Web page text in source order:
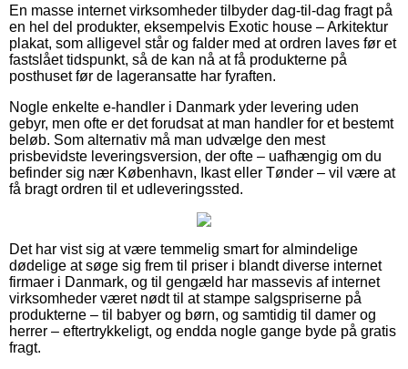
En masse internet virksomheder tilbyder dag-til-dag fragt på
en hel del produkter, eksempelvis Exotic house – Arkitektur
plakat, som alligevel står og falder med at ordren laves før et
fastslået tidspunkt, så de kan nå at få produkterne på
posthuset før de lageransatte har fyraften.
Nogle enkelte e-handler i Danmark yder levering uden
gebyr, men ofte er det forudsat at man handler for et bestemt
beløb. Som alternativ må man udvælge den mest
prisbevidste leveringsversion, der ofte – uafhængig om du
befinder sig nær København, Ikast eller Tønder – vil være at
få bragt ordren til et udleveringssted.
Det har vist sig at være temmelig smart for almindelige
dødelige at søge sig frem til priser i blandt diverse internet
firmaer i Danmark, og til gengæld har massevis af internet
virksomheder været nødt til at stampe salgspriserne på
produkterne – til babyer og børn, og samtidig til damer og
herrer – eftertrykkeligt, og endda nogle gange byde på gratis
fragt.